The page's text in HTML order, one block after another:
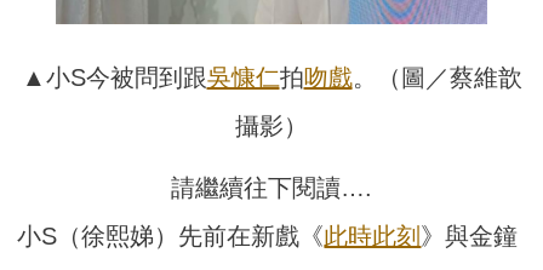
▲小S今被問到跟吳慷仁拍吻戲。（圖／蔡維歆
攝影）
請繼續往下閱讀….
小S（徐熙娣）先前在新戲《此時此刻 》與金鐘